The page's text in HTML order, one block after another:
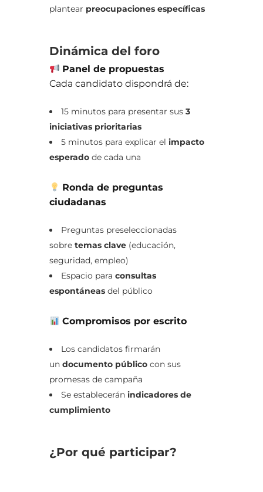
plantear preocupaciones específicas
Dinámica del foro
Panel de propuestas
Cada candidato dispondrá de:
15 minutos para presentar sus 3
iniciativas prioritarias
5 minutos para explicar el impacto
esperado de cada una
Ronda de preguntas
ciudadanas
Preguntas preseleccionadas
sobre temas clave (educación,
seguridad, empleo)
Espacio para consultas
espontáneas del público
Compromisos por escrito
Los candidatos firmarán
un documento público con sus
promesas de campaña
Se establecerán indicadores de
cumplimiento
¿Por qué participar?